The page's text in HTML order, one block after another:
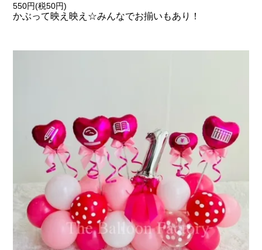
550円(税50円)
かぶって映え映え☆みんなでお揃いもあり！